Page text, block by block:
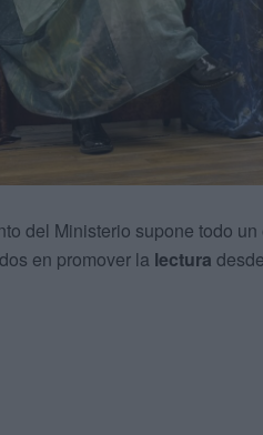
del Ministerio supone todo un
en promover la lectura